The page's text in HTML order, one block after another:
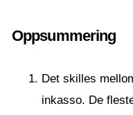
Oppsummering
Det skilles
inkasso. De